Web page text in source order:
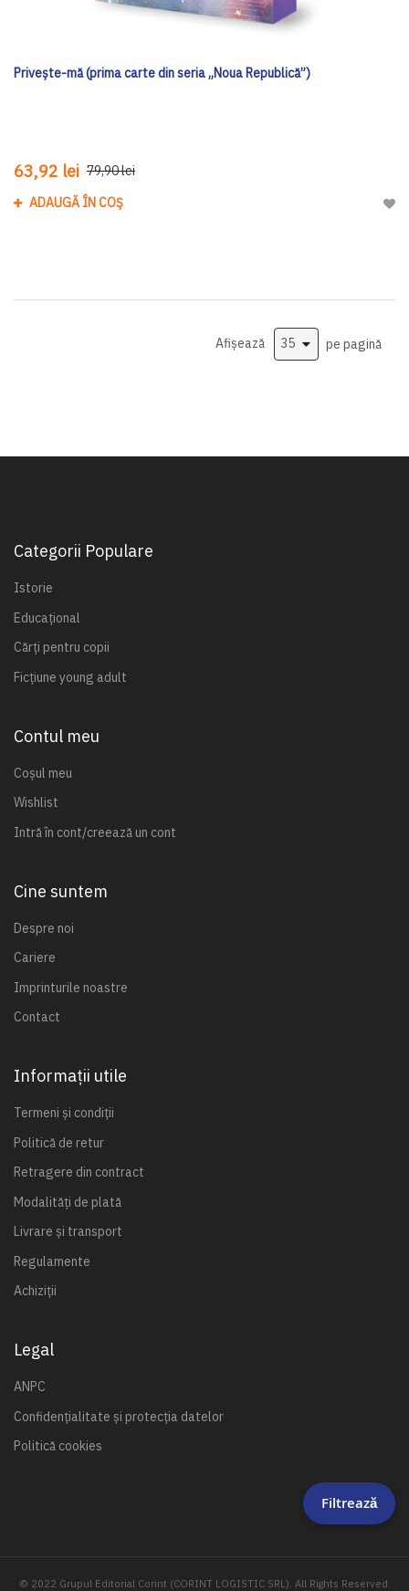
Privește-mă (prima carte din seria „Noua Republică”)
63,92 lei 79,90 lei
ADAUGĂ ÎN COȘ
Afișează pe pagină
Categorii Populare
Istorie
Educațional
Cărți pentru copii
Ficțiune young adult
Contul meu
Coșul meu
Wishlist
Intră în cont/creează un cont
Cine suntem
Despre noi
Cariere
Imprinturile noastre
Contact
Informații utile
Termeni și condiții
Politică de retur
Retragere din contract
Modalități de plată
Livrare și transport
Regulamente
Achiziții
Legal
ANPC
Confidențialitate și protecția datelor
Politică cookies
© 2022 Grupul Editorial Corint (CORINT LOGISTIC SRL). All Rights Reserved.
Filtrează